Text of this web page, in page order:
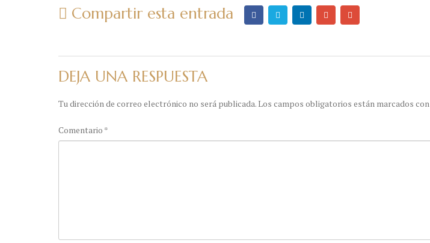
Compartir esta entrada
DEJA UNA RESPUESTA
Tu dirección de correo electrónico no será publicada.Los campos obligatorios están marcados con
Comentario *